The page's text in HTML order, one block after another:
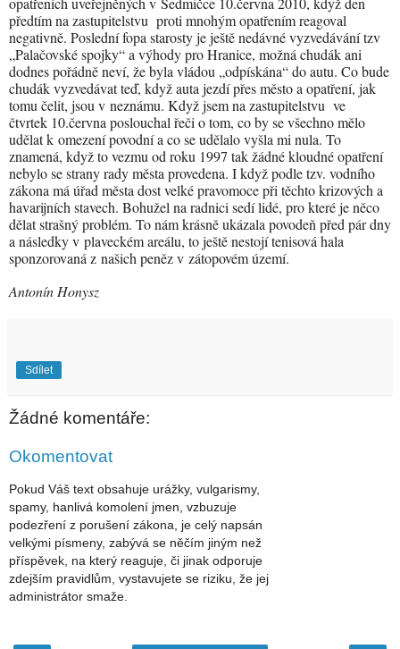
předtím na zastupitelstvu proti mnohým opatřením reagoval
negativně. Poslední fopa starosty je ještě nedávné vyzvedávání tzv
„Palačovské spojky“ a výhody pro Hranice, možná chudák ani
dodnes pořádně neví, že byla vládou „odpískána“ do autu. Co bude
chudák vyzvedávat teď, když auta jezdí přes město a opatření, jak
tomu čelit, jsou v neznámu. Když jsem na zastupitelstvu ve
čtvrtek 10.června poslouchal řeči o tom, co by se všechno mělo
udělat k omezení povodní a co se udělalo vyšla mi nula. To
znamená, když to vezmu od roku 1997 tak žádné kloudné opatření
nebylo se strany rady města provedena. I když podle tzv. vodního
zákona má úřad města dost velké pravomoce při těchto krizových a
havarijních stavech. Bohužel na radnici sedí lidé, pro které je něco
dělat strašný problém. To nám krásně ukázala povodeň před pár dny
a následky v plaveckém areálu, to ještě nestojí tenisová hala
sponzorovaná z našich peněz v zátopovém území.
Antonín Honysz
Sdílet
Žádné komentáře:
Okomentovat
Pokud Váš text obsahuje urážky, vulgarismy,
spamy, hanlivá komolení jmen, vzbuzuje
podezření z porušení zákona, je celý napsán
velkými písmeny, zabývá se něčím jiným než
příspěvek, na který reaguje, či jinak odporuje
zdejším pravidlům, vystavujete se riziku, že jej
administrátor smaže.